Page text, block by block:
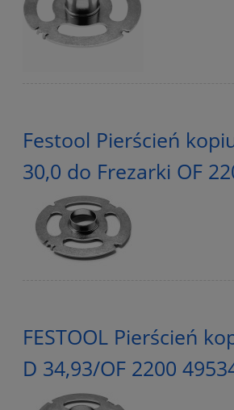
Festool Pierścień
30,0 do Frezarki OF
FESTOOL Pierścień
D 34,93/OF 2200